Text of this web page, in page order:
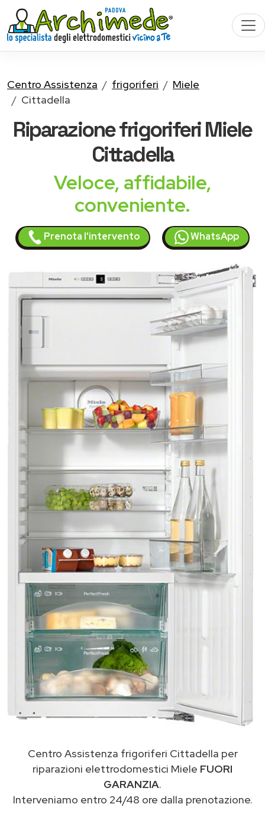
Centro Assistenza frigoriferi
Miele
Cittadella
Riparazionefrigoriferi Miele
Cittadella
Veloce, affidabile,
conveniente.
Prenota l'intervento WhatsApp
Centro Assistenza frigoriferi Cittadella per
riparazioni elettrodomestici Miele FUORI
GARANZIA.
Interveniamo entro 24/48 ore dalla prenotazione.